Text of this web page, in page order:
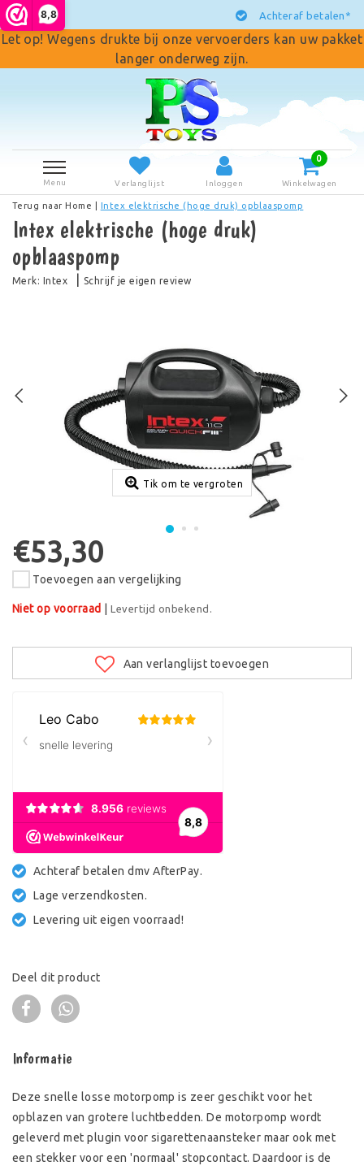
8,8 Achteraf betalen*
Let op! Wegens drukte bij onze vervoerders kan uw pakket
langer onderweg zijn.
Menu Verlanglijst Inloggen
0
Winkelwagen
Terug naar Home Intex elektrische (hoge druk) opblaaspomp
Intex elektrische (hoge druk)
opblaaspomp
Merk: Intex Schrijf je eigen review
Tik om te vergroten
€53,30
Toevoegen aan vergelijking
Niet op voorraad |Levertijd onbekend.
Aan verlanglijst toevoegen
Achteraf betalen dmv AfterPay.
Lage verzendkosten.
Levering uit eigen voorraad!
Deel dit product
Informatie
Deze snelle losse motorpomp is zeer geschikt voor het
opblazen van grotere luchtbedden. De motorpomp wordt
geleverd met plugin voor sigarettenaansteker maar ook met
een stekker voor een 'normaal' stopcontact. Daardoor is de